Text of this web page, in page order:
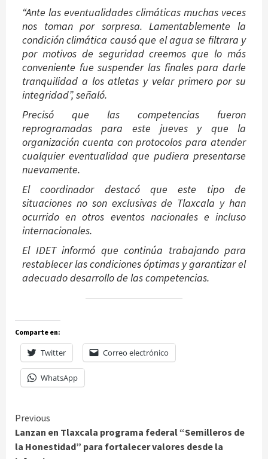
“Ante las eventualidades climáticas muchas veces
nos toman por sorpresa. Lamentablemente la
condición climática causó que el agua se filtrara y
por motivos de seguridad creemos que lo más
conveniente fue suspender las finales para darle
tranquilidad a los atletas y velar primero por su
integridad”, señaló.
Precisó que las competencias fueron
reprogramadas para este jueves y que la
organización cuenta con protocolos para atender
cualquier eventualidad que pudiera presentarse
nuevamente.
El coordinador destacó que este tipo de
situaciones no son exclusivas de Tlaxcala y han
ocurrido en otros eventos nacionales e incluso
internacionales.
El IDET informó que continúa trabajando para
restablecer las condiciones óptimas y garantizar el
adecuado desarrollo de las competencias.
Comparte en:
Twitter Correo electrónico
WhatsApp
Continue
Reading
Previous
Lanzan en Tlaxcala programa federal “Semilleros de
la Honestidad” para fortalecer valores desde la